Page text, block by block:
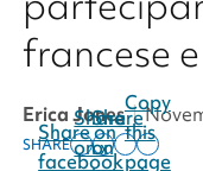
francese
Erica Jones|
SHARE
Share on
facebook
Share
on x
Share
on
Copy
this
page